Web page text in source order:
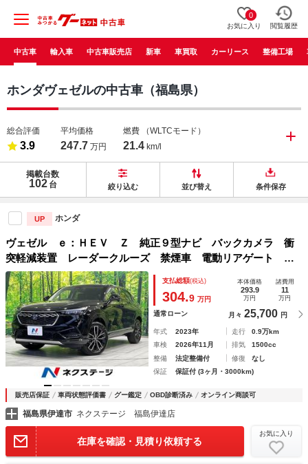
0
お気に入り 閲覧履歴
中古車 輸入車 中古車販売店 新車 車買取 カーリース 整備工場
ホンダヴェゼルの中古車（福島県）
総合評価
3.9
平均価格
247.7 万円
燃費 （WLTCモード）
21.4 km/l
掲載台数
102 台 絞り込む 並び替え 条件保存
UP ホンダ
ヴェゼル ｅ：ＨＥＶ Ｚ 純正９型ナビ バックカメラ 衝
突軽減装置 レーダークルーズ 禁煙車 電動リアゲート シ
ートヒーター ハーフレザーシート ドラレコ 障害物センサ
ー レーンキープ スマートキー ＬＥＤヘッド ＥＴＣ２．
０
支払総額(税込)
304.9 万円
本体価格
293.9
万円
諸費用
11
万円
通常ローン 月々 25,700 円
年式 2023年 走行
0.9万km
車検
2026年11月 排気
1500cc
整備
法定整備付 修復
なし
保証
保証付 (3ヶ月・3000km)
販売店保証 車両状態評価書 グー鑑定 OBD診断済み オンライン商談可
福島県伊達市 ネクステージ 福島伊達店
在庫を確認・見積り依頼する
お気に入り